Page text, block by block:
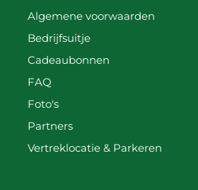
Algemene voorwaarden
Bedrijfsuitje
Cadeaubonnen
FAQ
Foto's
Partners
Vertreklocatie & Parkeren